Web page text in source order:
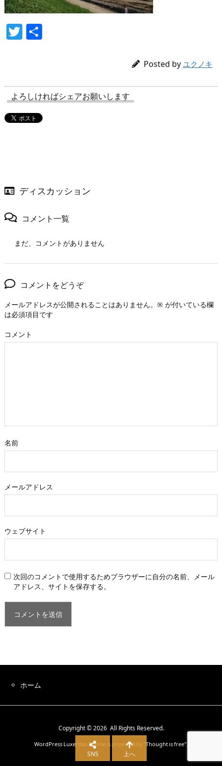
T
Posted by ユクノキ
よろしければシェアお願いします
ディスカッション
コメント一覧
まだ、コメントがありません
コメントをどうぞ
メールアドレスが公開されることはありません。 ※ が付いている欄
は必須項目です
コメント
名前
メールアドレス
ウェブサイト
次回のコメントで使用するためブラウザーに自分の名前、メール
アドレス、サイトを保存する。
ホーム
Copyright ©2026 All Rights Reserved.
WordPress Luxeritas Theme is provided by " Thought is free".
SNS 上へ